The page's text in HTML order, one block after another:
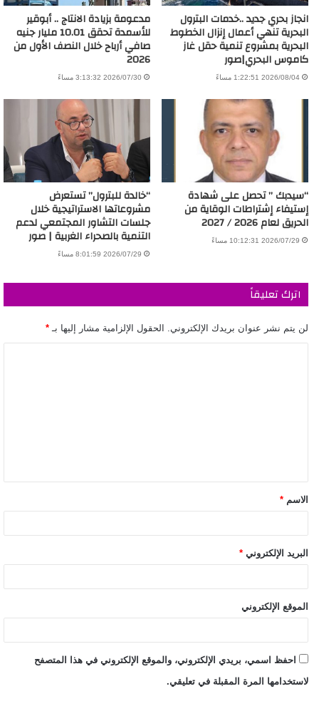
انجاز بحري جديد ..خدمات البترول
البحرية تنهي أعمال إنزال الخطوط
البحرية بمشروع تنمية حقل غاز
كاموس البحري|صور
2026/08/04 1:22:51 مساءً
مدعومة بزيادة الانتاج .. أبوقير
للأسمدة تحقق 10.01 مليار جنيه
صافي أرباح خلال النصف الأول من
2026
2026/07/30 3:13:32 مساءً
“سيدبك ” تحصل على شهادة
إستيفاء إشتراطات الوقاية من
الحريق لعام 2026 / 2027
2026/07/29 10:12:31 مساءً
“خالدة للبترول” تستعرض
مشروعاتها الاستراتيجية خلال
جلسات التشاور المجتمعي لدعم
التنمية بالصحراء الغربية | صور
2026/07/29 8:01:59 مساءً
اترك تعليقاً
لن يتم نشر عنوان بريدك الإلكتروني. الحقول الإلزامية مشار إليها بـ *
الاسم *
البريد الإلكتروني *
الموقع الإلكتروني
احفظ اسمي، بريدي الإلكتروني، والموقع الإلكتروني في هذا المتصفح
لاستخدامها المرة المقبلة في تعليقي.